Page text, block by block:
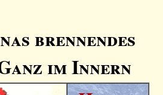
brennendes
im Innern